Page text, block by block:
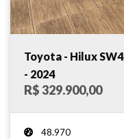
Toyota - Hilux
- 2024
R$ 329.900,00
48.970